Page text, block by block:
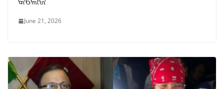
June 21, 2026